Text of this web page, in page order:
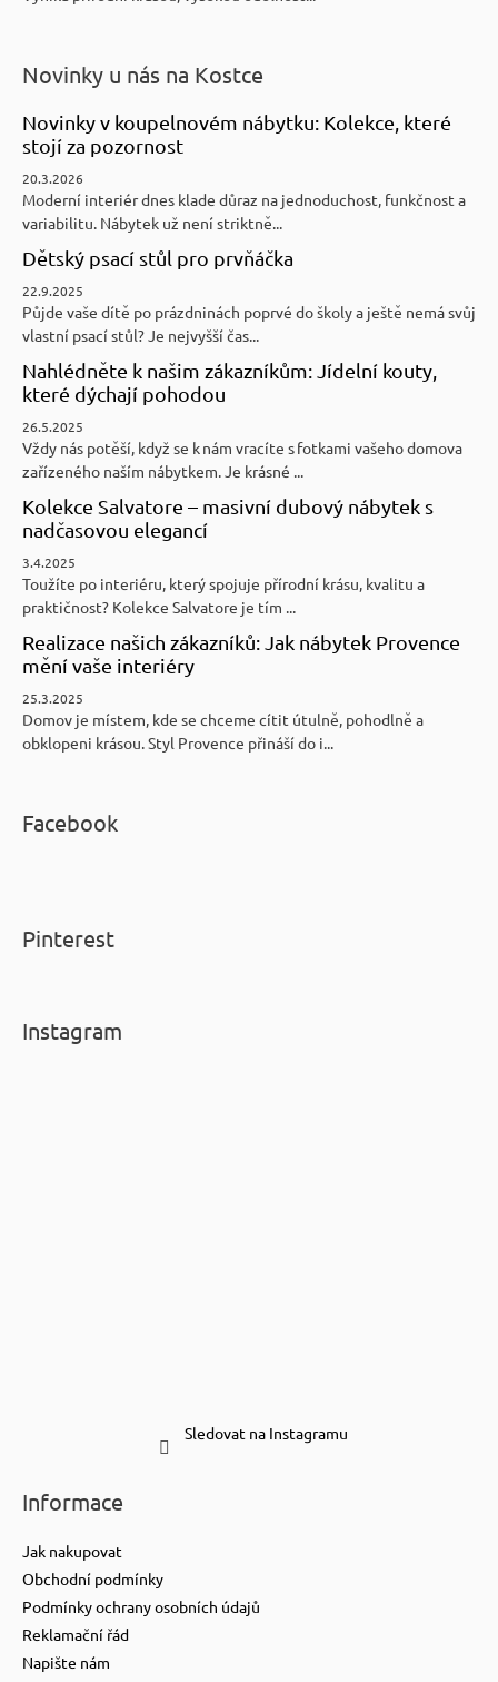
Novinky u nás na Kostce
Novinky v koupelnovém nábytku: Kolekce, které
stojí za pozornost
20.3.2026
Moderní interiér dnes klade důraz na jednoduchost, funkčnost a
variabilitu. Nábytek už není striktně...
Dětský psací stůl pro prvňáčka
22.9.2025
Půjde vaše dítě po prázdninách poprvé do školy a ještě nemá svůj
vlastní psací stůl? Je nejvyšší čas...
Nahlédněte k našim zákazníkům: Jídelní kouty,
které dýchají pohodou
26.5.2025
Vždy nás potěší, když se k nám vracíte s fotkami vašeho domova
zařízeného naším nábytkem. Je krásné ...
Kolekce Salvatore – masivní dubový nábytek s
nadčasovou elegancí
3.4.2025
Toužíte po interiéru, který spojuje přírodní krásu, kvalitu a
praktičnost? Kolekce Salvatore je tím ...
Realizace našich zákazníků: Jak nábytek Provence
mění vaše interiéry
25.3.2025
Domov je místem, kde se chceme cítit útulně, pohodlně a
obklopeni krásou. Styl Provence přináší do i...
Facebook
Pinterest
Instagram
Sledovat na Instagramu
Informace
Jak nakupovat
Obchodní podmínky
Podmínky ochrany osobních údajů
Reklamační řád
Napište nám